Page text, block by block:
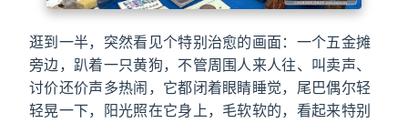
逛到一半，突然看见个特别治愈的画面：一个五金摊
旁边，趴着一只黄狗，不管周围人来人往、叫卖声、
讨价还价声多热闹，它都闭着眼睛睡觉，尾巴偶尔轻
轻晃一下，阳光照在它身上，毛软软的，看起来特别